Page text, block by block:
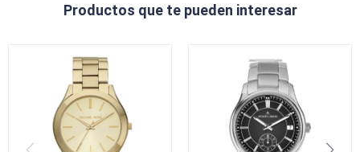
Productos que te pueden interesar